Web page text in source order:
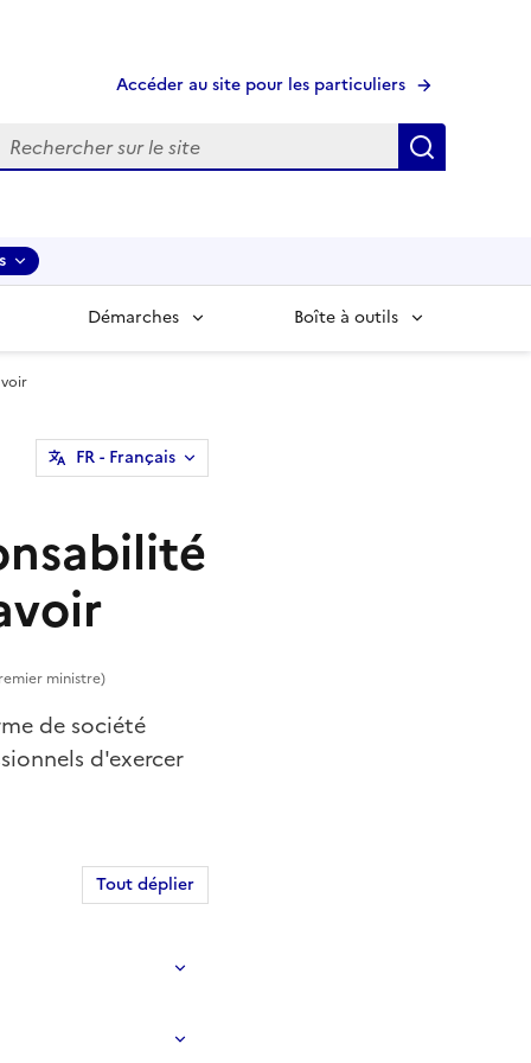
Accéder au site pour les particuliers
Démarches Boîte à outils
FR- Français
ministre)
de société
d'exercer
Tout déplier